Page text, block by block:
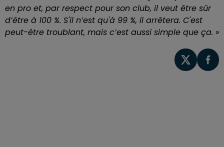
en pro et, par respect pour son club, il veut être sûr
d’être à 100 %. S'il n’est qu'à 99 %, il arrêtera. C'est
peut-être troublant, mais c’est aussi simple que ça. »